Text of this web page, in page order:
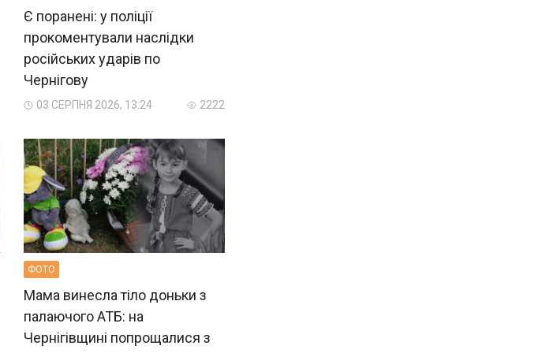
Є поранені: у поліції
прокоментували наслідки
російських ударів по
Чернігову
03 СЕРПНЯ 2026, 13:24 2222
ФОТО
Мама винесла тіло доньки з
палаючого АТБ: на
Чернігівщині попрощалися з